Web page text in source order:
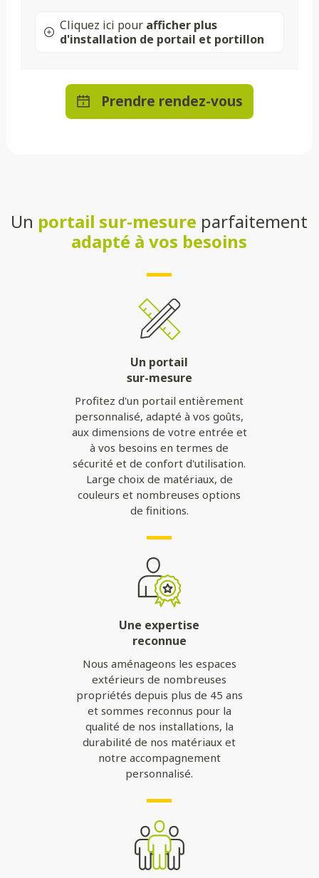
Cliquez ici pour afficher plus
d'installation de portail et portillon
Prendre rendez-vous
Un portail sur-mesure parfaitement
adapté à vos besoins
Un portail
sur-mesure
Profitez d'un portail entièrement
personnalisé, adapté à vos goûts,
aux dimensions de votre entrée et
à vos besoins en termes de
sécurité et de confort d'utilisation.
Large choix de matériaux, de
couleurs et nombreuses options
de finitions.
Une expertise
reconnue
Nous aménageons les espaces
extérieurs de nombreuses
propriétés depuis plus de 45 ans
et sommes reconnus pour la
qualité de nos installations, la
durabilité de nos matériaux et
notre accompagnement
personnalisé.